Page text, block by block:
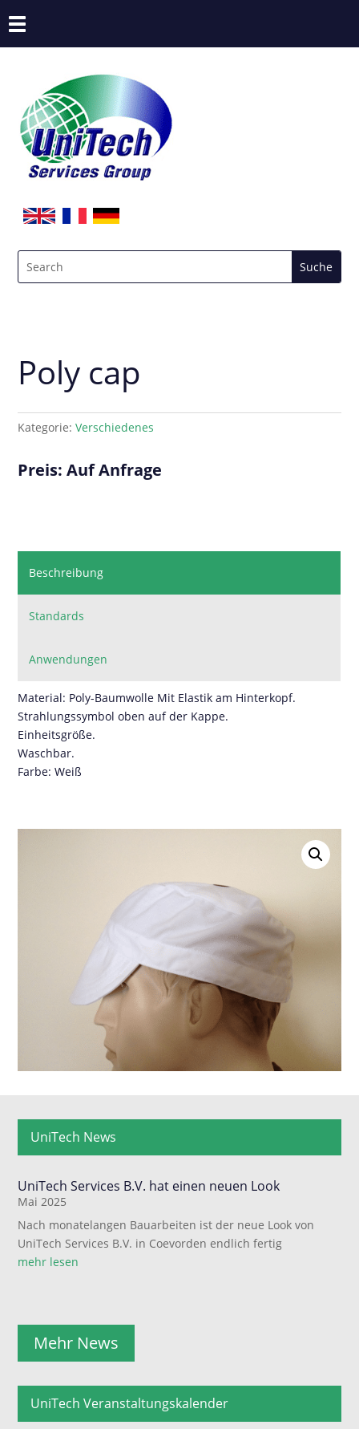
Poly cap
Kategorie:Verschiedenes
Preis: Auf Anfrage
Beschreibung
Standards
Anwendungen
Material: Poly-Baumwolle Mit Elastik am Hinterkopf.
Strahlungssymbol oben auf der Kappe.
Einheitsgröße.
Waschbar.
Farbe: Weiß
UniTech News
UniTech Services B.V. hat einen neuen Look
Mai 2025
Nach monatelangen Bauarbeiten ist der neue Look von
UniTech Services B.V. in Coevorden endlich fertig
mehr lesen
Mehr News
UniTech Veranstaltungskalender